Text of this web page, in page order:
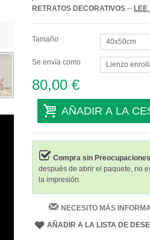
RETRATOS DECORATIVOS-- LEE
Tamaño 40x50cm
Se envía como Lienzo
80,00 €
AÑADIR A LA
Compra sin Preocupaciones
después de abrir el paquete, no
la impresión.
NECESITO MÁS
AÑADIR A LA LISTA DE